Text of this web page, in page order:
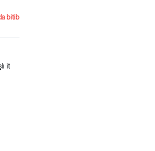
bitib
it